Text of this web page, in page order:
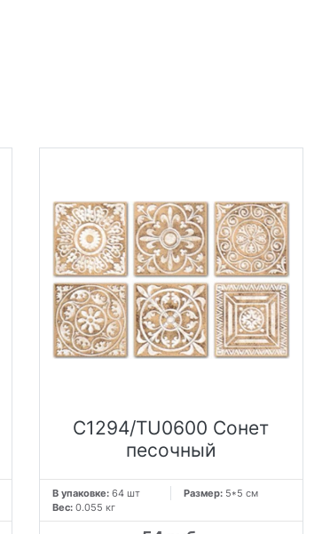
C1294/TU0600 Сонет
песочный
В упаковке:64 шт Размер: 5*5 см
Вес: 0.055 кг